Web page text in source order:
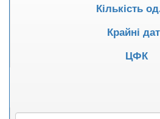
Кількість
Крайні
ЦФК